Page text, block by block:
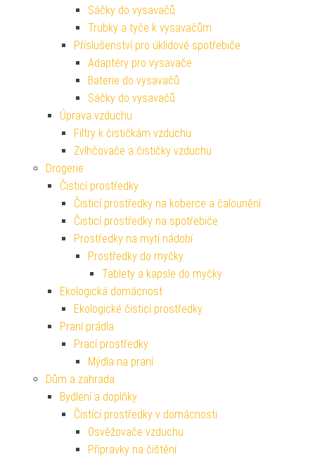
Sáčky do vysavačů
Trubky a tyče k vysavačům
Příslušenství pro úklidové spotřebiče
Adaptéry pro vysavače
Baterie do vysavačů
Sáčky do vysavačů
Úprava vzduchu
Filtry k čističkám vzduchu
Zvlhčovače a čističky vzduchu
Drogerie
Čisticí prostředky
Čisticí prostředky na koberce a čalounění
Čisticí prostředky na spotřebiče
Prostředky na mytí nádobí
Prostředky do myčky
Tablety a kapsle do myčky
Ekologická domácnost
Ekologické čisticí prostředky
Praní prádla
Prací prostředky
Mýdla na praní
Dům a zahrada
Bydlení a doplňky
Čistící prostředky v domácnosti
Osvěžovače vzduchu
Přípravky na čištění